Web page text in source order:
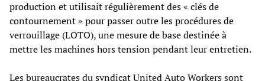
production et utilisait régulièrement des « clés de
contournement » pour passer outre les procédures de
verrouillage (LOTO), une mesure de base destinée à
mettre les machines hors tension pendant leur entretien.
Les bureaucrates du syndicat United Auto Workers sont